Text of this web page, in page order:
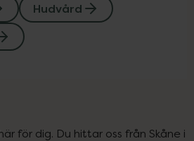
Hudvård
för dig. Du hittar oss från Skåne i